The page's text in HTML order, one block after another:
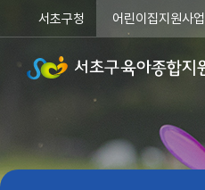
서초구청 어린이집지원사업